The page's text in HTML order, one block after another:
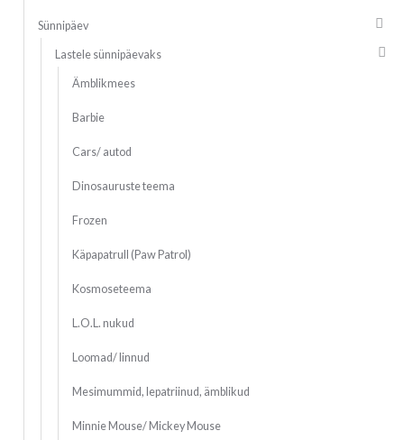
Sünnipäev
Lastele sünnipäevaks
Ämblikmees
Barbie
Cars/ autod
Dinosauruste teema
Frozen
Käpapatrull (Paw Patrol)
Kosmoseteema
L.O.L. nukud
Loomad/ linnud
Mesimummid, lepatriinud, ämblikud
Minnie Mouse/ Mickey Mouse